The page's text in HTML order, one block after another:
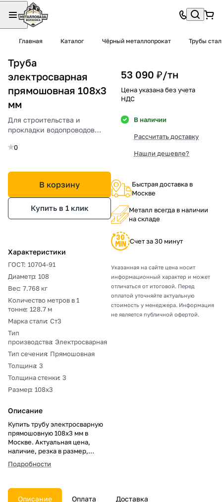
Главная Каталог Чёрный металлопрокат Трубы
Труба
электросварная
прямошовная 108х3
мм
Для строительства и
прокладки водопроводов
0
В корзину
Купить в 1 клик
Характеристики
ГОСТ: 10704-91
Диаметр: 108
Вес: 7.768 кг
Количество метров в 1
тонне: 128.7 м
Марка стали: Ст3
Тип
производства: Электросварная
Тип сечения: Прямошовная
Толщина: 3
Толщина стенки: 3
Размер: 108х3
Описание
Купить трубу электросварную
прямошовную 108х3 мм в
Москве. Актуальная цена,
наличие, резка в размер,
погрузка, доставка, расчет веса
и документы.
Подробности
53 090 ₽/тн
Цена указана без учета
НДС
В наличии
Рассчитать доставку
Нашли дешевле?
Быстрая доставка в
Москве
Металл всегда в наличии
на складе
Счет за 30 минут
Указанная на сайте цена носит
информационный характер и может
отличаться от итоговой. Перед
оплатой уточняйте актуальную
стоимость у менеджера. Информация
не является публичной офертой.
Описание Оплата Доставка